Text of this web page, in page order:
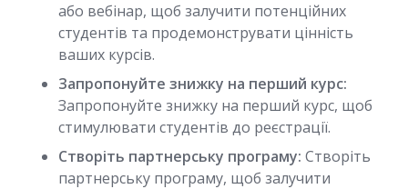
або вебінар, щоб залучити потенційних
студентів та продемонструвати цінність
ваших курсів.
Запропонуйте знижку на перший курс:
Запропонуйте знижку на перший курс, щоб
стимулювати студентів до реєстрації.
Створіть партнерську програму: Створіть
партнерську програму, щоб залучити